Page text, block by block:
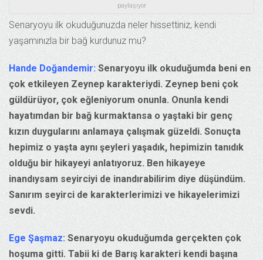
paylaşıyor
Senaryoyu ilk okuduğunuzda neler hissettiniz, kendi
yaşamınızla bir bağ kurdunuz mu?
Hande Doğandemir: Senaryoyu ilk okuduğumda beni en
çok etkileyen Zeynep karakteriydi. Zeynep beni çok
güldürüyor, çok eğleniyorum onunla. Onunla kendi
hayatımdan bir bağ kurmaktansa o yaştaki bir genç
kızın duygularını anlamaya çalışmak güzeldi. Sonuçta
hepimiz o yaşta aynı şeyleri yaşadık, hepimizin tanıdık
olduğu bir hikayeyi anlatıyoruz. Ben hikayeye
inandıysam seyirciyi de inandırabilirim diye düşündüm.
Sanırım seyirci de karakterlerimizi ve hikayelerimizi
sevdi.
Ege Şaşmaz: Senaryoyu okuduğumda gerçekten çok
hoşuma gitti. Tabii ki de Barış karakteri kendi başına